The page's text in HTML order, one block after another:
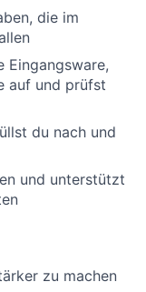
die im
Eingangsware,
auf und prüfst
du nach und
und unterstützt
zu machen